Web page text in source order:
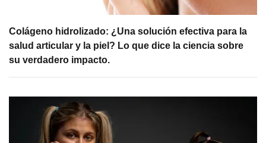
Colágeno hidrolizado: ¿Una solución efectiva para la
salud articular y la piel? Lo que dice la ciencia sobre
su verdadero impacto.